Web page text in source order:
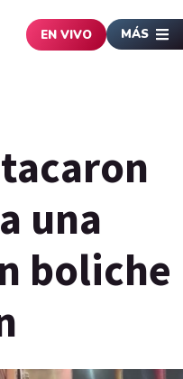
EN VIVO MÁS
una
boliche